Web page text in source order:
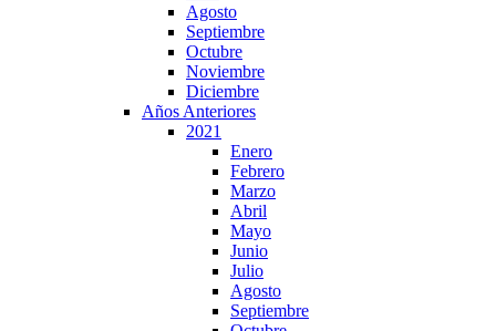
Agosto
Septiembre
Octubre
Noviembre
Diciembre
Años Anteriores
2021
Enero
Febrero
Marzo
Abril
Mayo
Junio
Julio
Agosto
Septiembre